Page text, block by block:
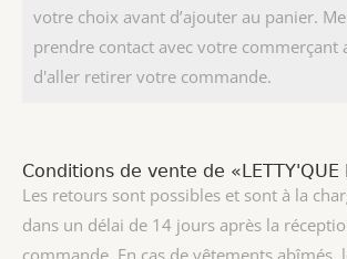
votre choix avant d’ajouter au panier.
prendre contact avec votre commerçant
d'aller retirer votre commande.
Conditions de vente de «LETTY'QUE
Les retours sont possibles et sont à la
dans un délai de 14 jours après la